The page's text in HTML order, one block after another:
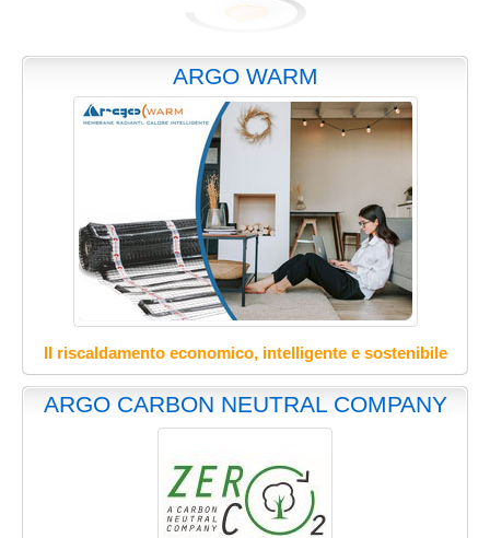
ARGO WARM
Il riscaldamento economico, intelligente e sostenibile
ARGO CARBON NEUTRAL COMPANY